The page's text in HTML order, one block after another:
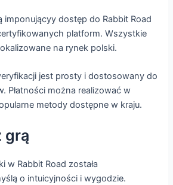
imponującyy dostęp do Rabbit Road
platform. Wszystkie
na rynek polski.
jest prosty i dostosowany do
Płatności można realizować w
metody dostępne w kraju.
grą
w Rabbit Road została
o intuicyjności i wygodzie.